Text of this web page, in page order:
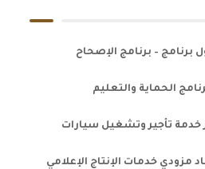
– برنامج الإصحاح
الحماية والتعليم
خدمة تأجير وتشغيل سيارات
مزودي خدمات الإنتاج الإعلامي